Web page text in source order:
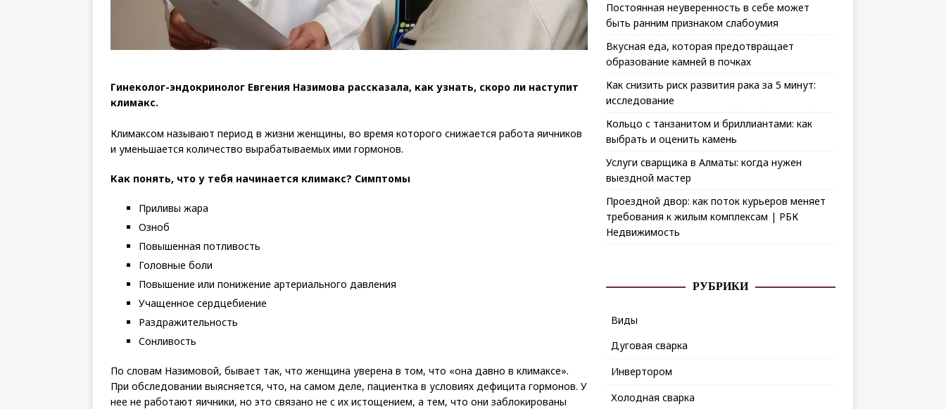
Гинеколог-эндокринолог Евгения Назимова рассказала, как узнать, скоро ли наступит
климакс.
Климаксом называют период в жизни женщины, во время которого снижается работа яичников
и уменьшается количество вырабатываемых ими гормонов.
Как понять, что у тебя начинается климакс? Симптомы
Приливы жара
Озноб
Повышенная потливость
Головные боли
Повышение или понижение артериального давления
Учащенное сердцебиение
Раздражительность
Сонливость
По словам Назимовой, бывает так, что женщина уверена в том, что «она давно в климаксе».
При обследовании выясняется, что, на самом деле, пациентка в условиях дефицита гормонов. У
нее не работают яичники, но это связано не с их истощением, а тем, что они заблокированы
Постоянная неуверенность в себе может
быть ранним признаком слабоумия
Вкусная еда, которая предотвращает
образование камней в почках
Как снизить риск развития рака за 5 минут:
исследование
Кольцо с танзанитом и бриллиантами: как
выбрать и оценить камень
Услуги сварщика в Алматы: когда нужен
выездной мастер
Проездной двор: как поток курьеров меняет
требования к жилым комплексам | РБК
Недвижимость
РУБРИКИ
Виды
Дуговая сварка
Инвертором
Холодная сварка